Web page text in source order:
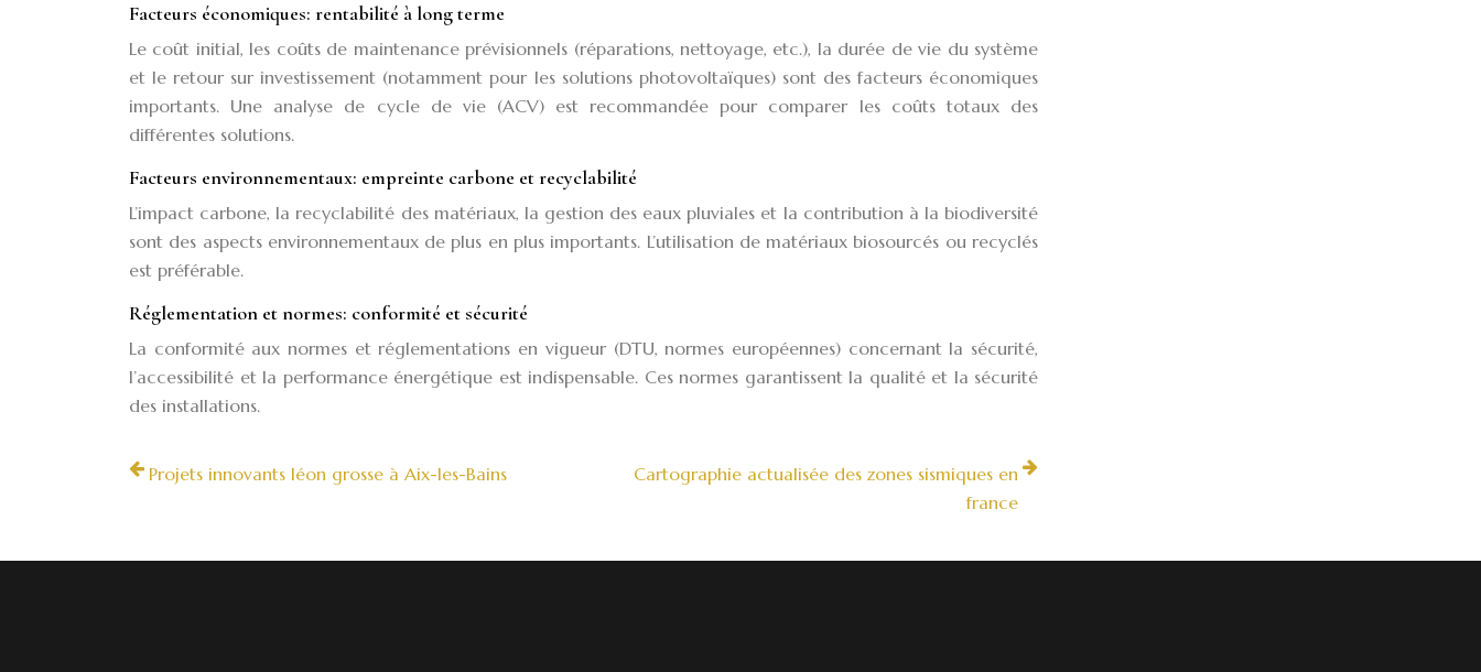
Facteurs économiques: rentabilité à long terme
Le coût initial, les coûts de maintenance prévisionnels (réparations, nettoyage, etc.), la durée de vie du système
et le retour sur investissement (notamment pour les solutions photovoltaïques) sont des facteurs économiques
importants. Une analyse de cycle de vie (ACV) est recommandée pour comparer les coûts totaux des
différentes solutions.
Facteurs environnementaux: empreinte carbone et recyclabilité
L’impact carbone, la recyclabilité des matériaux, la gestion des eaux pluviales et la contribution à la biodiversité
sont des aspects environnementaux de plus en plus importants. L’utilisation de matériaux biosourcés ou recyclés
est préférable.
Réglementation et normes: conformité et sécurité
La conformité aux normes et réglementations en vigueur (DTU, normes européennes) concernant la sécurité,
l’accessibilité et la performance énergétique est indispensable. Ces normes garantissent la qualité et la sécurité
des installations.
Projets innovants léon grosse à Aix-les-Bains
Cartographie actualisée des zones sismiques en
france